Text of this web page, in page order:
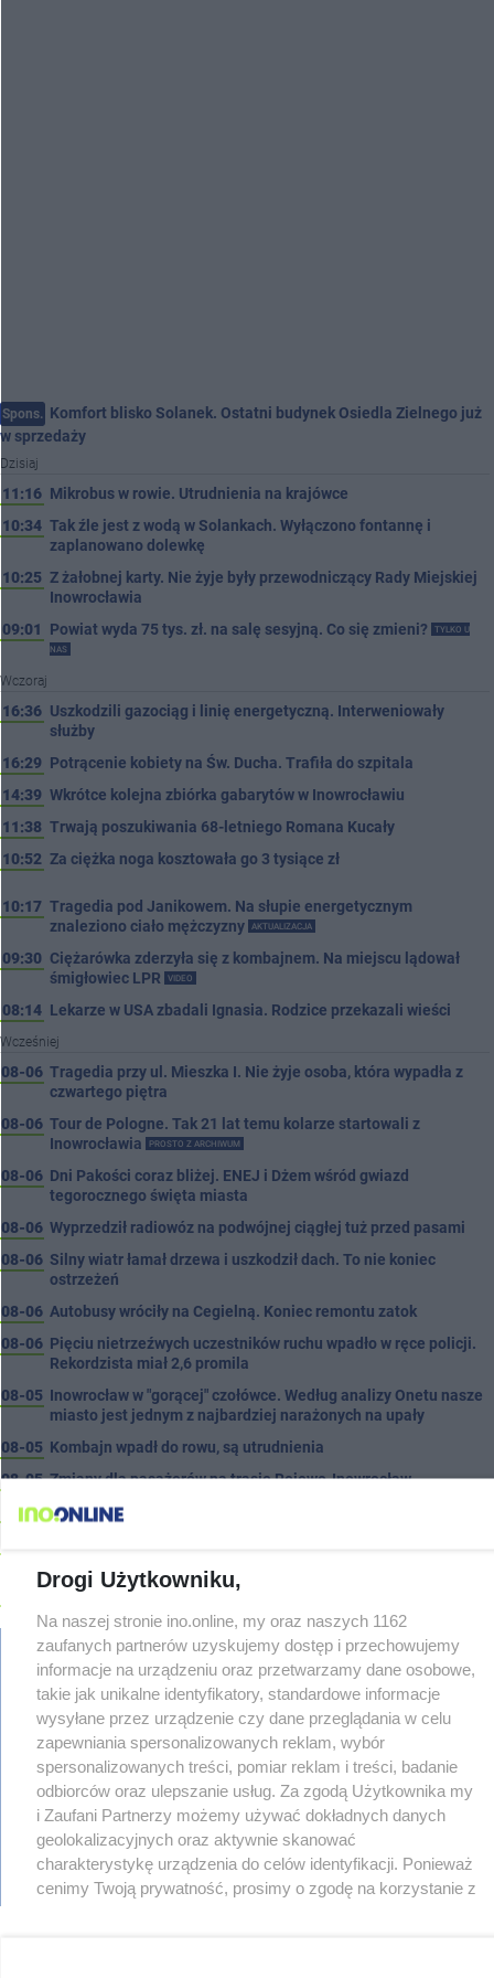
Spons. Komfort blisko Solanek. Ostatni budynek Osiedla Zielnego już
w sprzedaży
Dzisiaj
11:16 Mikrobus w rowie. Utrudnienia na krajówce
10:34 Tak źle jest z wodą w Solankach. Wyłączono fontannę i
zaplanowano dolewkę
10:25 Z żałobnej karty. Nie żyje były przewodniczący Rady Miejskiej
Inowrocławia
09:01
Powiat wyda 75 tys. zł. na salę sesyjną. Co się zmieni?
TYLKO U
NAS
Wczoraj
16:36 Uszkodzili gazociąg i linię energetyczną. Interweniowały
służby
16:29 Potrącenie kobiety na Św. Ducha. Trafiła do szpitala
14:39 Wkrótce kolejna zbiórka gabarytów w Inowrocławiu
11:38 Trwają poszukiwania 68-letniego Romana Kucały
10:52 Za ciężka noga kosztowała go 3 tysiące zł
10:17 Tragedia pod Janikowem. Na słupie energetycznym
znaleziono ciało mężczyzny
AKTUALIZACJA
09:30 Ciężarówka zderzyła się z kombajnem. Na miejscu lądował
śmigłowiec LPR
VIDEO
08:14 Lekarze w USA zbadali Ignasia. Rodzice przekazali wieści
Wcześniej
08-06 Tragedia przy ul. Mieszka I. Nie żyje osoba, która wypadła z
czwartego piętra
08-06 Tour de Pologne. Tak 21 lat temu kolarze startowali z
Inowrocławia
PROSTO Z ARCHIWUM
08-06 Dni Pakości coraz bliżej. ENEJ i Dżem wśród gwiazd
tegorocznego święta miasta
08-06 Wyprzedził radiowóz na podwójnej ciągłej tuż przed pasami
08-06 Silny wiatr łamał drzewa i uszkodził dach. To nie koniec
ostrzeżeń
08-06 Autobusy wróciły na Cegielną. Koniec remontu zatok
08-06 Pięciu nietrzeźwych uczestników ruchu wpadło w ręce policji.
Rekordzista miał 2,6 promila
08-05 Inowrocław w "gorącej" czołówce. Według analizy Onetu nasze
miasto jest jednym z najbardziej narażonych na upały
08-05 Kombajn wpadł do rowu, są utrudnienia
08-05 Zmiany dla pasażerów na trasie Rojewo-Inowrocław
08-05 W sobotę Kujawski Festiwal Pieśni Ludowej
Kto siedział za kierownicą Golfa? Kierowca zbiegł po kolizji
08-05 Hala się zmienia. Remont, nowe nagłośnienie, a przed
wejściem stanie QEMETICA ARENA TYLKO U NAS
08-05 19 września pierwszy ligowy mecz Noteci. Znamy cały
terminarz
Po rezygnacji z tej inwestycji miasto wraca do tematu
08-04 Reklamy w centrum. Jego zdaniem Marcin Wroński jest w
błędzie [akt.]
08-04 Duże utrudnienia na Dworcowej. Dwa pasy blokowała
przyczepa od ciągnika
Z OSTATNIEJ CHWILI
08-04 Upały, a potem burze. Groźna pogoda nad naszym regionem
08-04 Ruszyła modernizacja remizy OSP w Pakości
regulamin
reklama
redakcja
pliki cookies
prywatność
reklamacje
gowork.pl
oferty pracy
© copyright 2000-2026 Ino-online Media
Drogi Użytkowniku,
Na naszej stronie ino.online, my oraz naszych 1162
zaufanych partnerów uzyskujemy dostęp i przechowujemy
informacje na urządzeniu oraz przetwarzamy dane osobowe,
takie jak unikalne identyfikatory, standardowe informacje
wysyłane przez urządzenie czy dane przeglądania w celu
zapewniania spersonalizowanych reklam, wybór
spersonalizowanych treści, pomiar reklam i treści, badanie
odbiorców oraz ulepszanie usług. Za zgodą Użytkownika my
i Zaufani Partnerzy możemy używać dokładnych danych
geolokalizacyjnych oraz aktywnie skanować
charakterystykę urządzenia do celów identyfikacji. Ponieważ
cenimy Twoją prywatność, prosimy o zgodę na korzystanie z